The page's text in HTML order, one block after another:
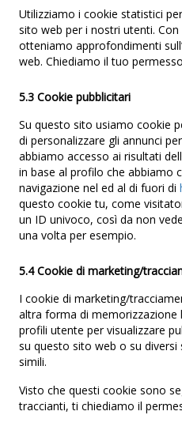
Utilizziamo i cookie statistici
sito web per i nostri utenti.
otteniamo approfondimenti
web. Chiediamo il tuo
5.3 Cookie pubblicitari
Su questo sito usiamo cookie
di personalizzare gli annunci
abbiamo accesso ai risultati
in base al profilo che abbiamo
navigazione nel ed al di fuori di
questo cookie tu, come
un ID univoco, così da non
una volta per esempio.
5.4 Cookie di marketing/
I cookie di marketing/
altra forma di memorizzazione
profili utente per visualizzare
su questo sito web o su
simili.
Visto che questi cookie sono
traccianti, ti chiediamo il